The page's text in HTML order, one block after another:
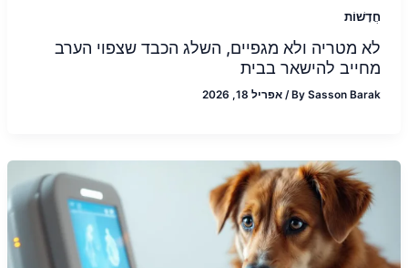
חֲדָשׁוֹת
לא מטריה ולא מגפיים, השלג הכבד שצפוי הערב
מחייב להישאר בבית
BySasson Barak
/ אפריל 18, 2026